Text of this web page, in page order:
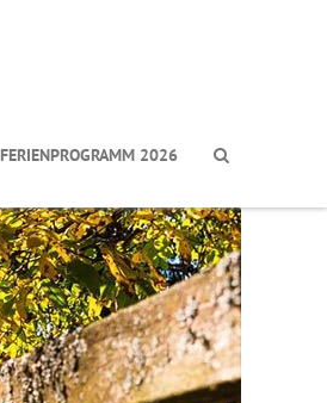
FERIENPROGRAMM 2026